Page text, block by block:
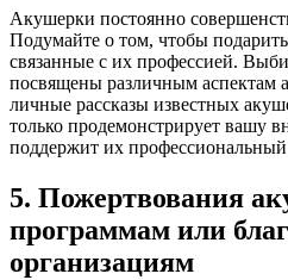
Акушерки постоянно
Подумайте о том, чтобы
связанные с их профессией.
посвящены различным аспектам
личные рассказы известных
только продемонстрирует вашу
поддержит их профессиональный
5. Пожертвования
программам или
организациям